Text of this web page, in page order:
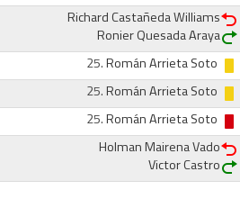
Richard Castañeda Williams
Ronier Quesada Araya
25.Román Arrieta Soto
25.Román Arrieta Soto
25.Román Arrieta Soto
Holman Mairena Vado
Victor Castro